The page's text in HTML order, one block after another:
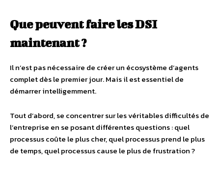
Que peuvent faire les DSI
maintenant ?
Il n’est pas nécessaire de créer un écosystème d’agents
complet dès le premier jour. Mais il est essentiel de
démarrer intelligemment.
Tout d’abord, se concentrer sur les véritables difficultés de
l’entreprise en se posant différentes questions : quel
processus coûte le plus cher, quel processus prend le plus
de temps, quel processus cause le plus de frustration ?